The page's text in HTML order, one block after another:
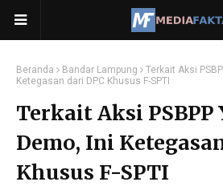
Beranda Bandar Lampung
Terkait Aksi
Ketegasan dari DPC Khusus F-SPTI
Terkait Aksi PSBPP
Demo, Ini
Khusus F-SPTI